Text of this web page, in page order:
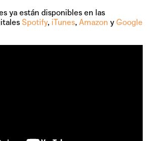
ya están disponibles en las
Spotify, iTunes,Amazon yGoogle